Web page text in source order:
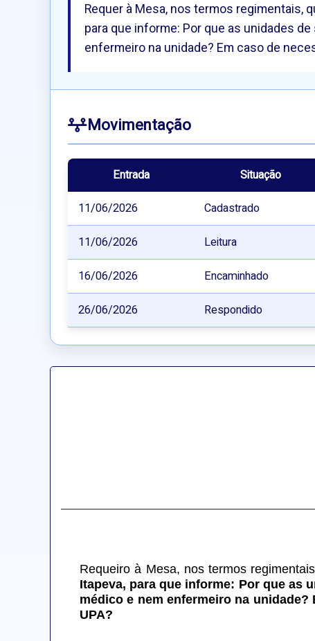
Requer à Mesa, nos termos regimentais,
para que informe: Por que as unidades
enfermeiro na unidade? Em caso de
Movimentação
Entrada Situação
11/06/2026
Cadastrado
11/06/2026 Leitura
16/06/2026 Encaminhado
26/06/2026 Respondido
Requeiro à Mesa, nos termos
Itapeva, para que informe: Por que as
médico e nem enfermeiro na
UPA?